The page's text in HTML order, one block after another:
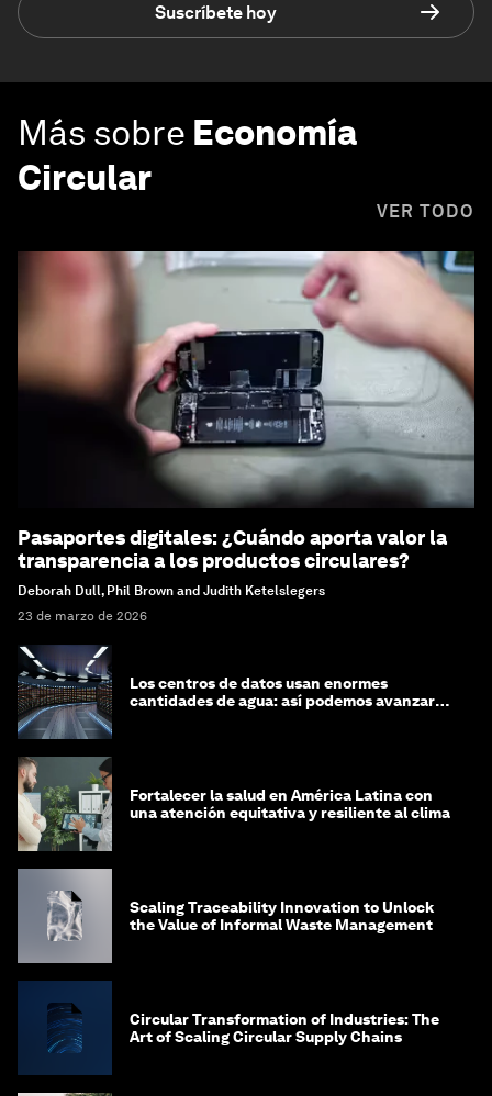
Suscríbete hoy
Más sobre Economía
Circular
VER TODO
Pasaportes digitales: ¿Cuándo aporta valor la
transparencia a los productos circulares?
Deborah Dull, Phil Brown and Judith Ketelslegers
23 de marzo de 2026
Los centros de datos usan enormes
cantidades de agua: así podemos avanzar
Fortalecer la salud en América Latina con
una atención equitativa y resiliente al clima
Scaling Traceability Innovation to Unlock
the Value of Informal Waste Management
Circular Transformation of Industries: The
Art of Scaling Circular Supply Chains